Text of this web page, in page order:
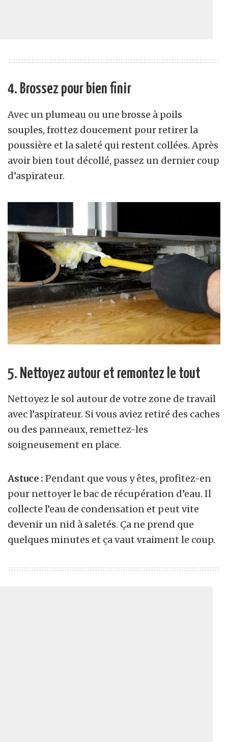
4. Brossez pour bien finir
Avec un plumeau ou une brosse à poils
souples, frottez doucement pour retirer la
poussière et la saleté qui restent collées. Après
avoir bien tout décollé, passez un dernier coup
d’aspirateur.
5. Nettoyez autour et remontez le tout
Nettoyez le sol autour de votre zone de travail
avec l’aspirateur. Si vous aviez retiré des caches
ou des panneaux, remettez-les
soigneusement en place.
Astuce : Pendant que vous y êtes, profitez-en
pour nettoyer le bac de récupération d’eau. Il
collecte l’eau de condensation et peut vite
devenir un nid à saletés. Ça ne prend que
quelques minutes et ça vaut vraiment le coup.